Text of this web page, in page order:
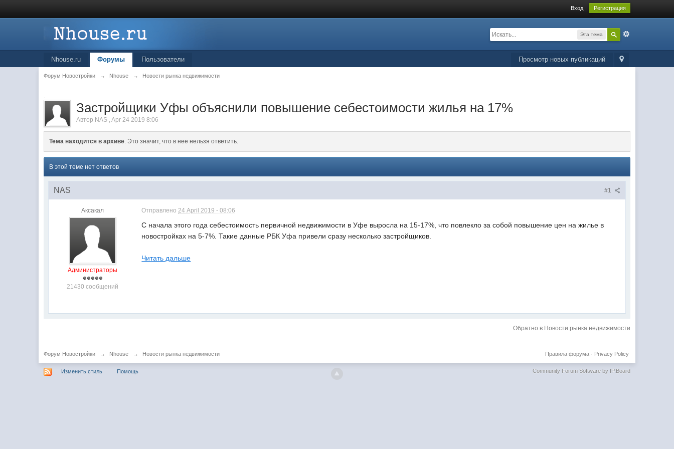
Вход Регистрация
Эта тема
Просмотр новых публикаций
Nhouse.ru Форумы Пользователи
Форум Новостройки → Nhouse → Новости рынка недвижимости
.
Застройщики Уфы объяснили повышение себестоимости жилья на 17%
Автор NAS ,Apr 24 2019 8:06
Тема находится в архиве. Это значит, что в нее нельзя ответить.
В этой теме нет ответов
#1
NAS
Аксакал
Администраторы
21430 сообщений
Отправлено24 April 2019 - 08:06
С начала этого года себестоимость первичной недвижимости в Уфе выросла на 15-17%, что повлекло за собой повышение цен на жилье в
новостройках на 5-7%. Такие данные РБК Уфа привели сразу несколько застройщиков.
Читать дальше
Обратно в Новости рынка недвижимости
Форум Новостройки → Nhouse → Новости рынка недвижимости Privacy Policy
Правила форума·
Изменить стиль Помощь Community Forum Software by IP.Board